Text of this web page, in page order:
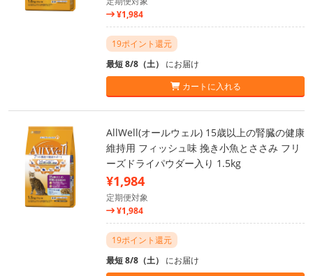
¥1,984
19ポイント還元
最短 8/8（土） にお届け
カートに入れる
AllWell(オールウェル) 15歳以上の腎臓の健康
維持用 フィッシュ味 挽き小魚とささみ フリ
ーズドライパウダー入り 1.5kg
¥1,984
定期便対象
¥1,984
19ポイント還元
最短 8/8（土） にお届け